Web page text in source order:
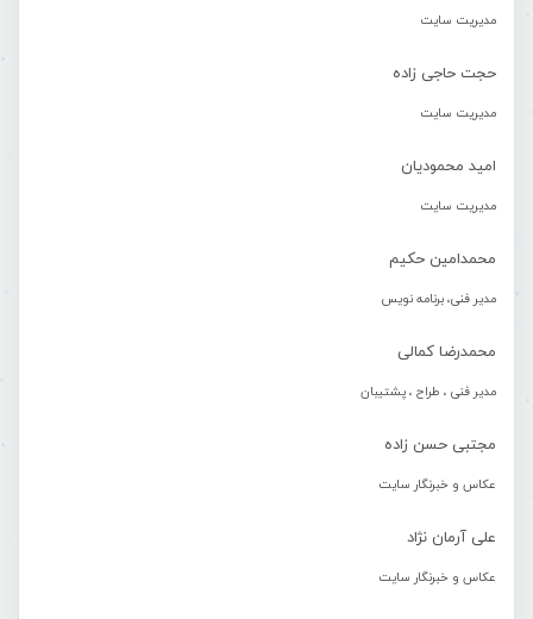
مدیریت سایت
حجت حاجی زاده
مدیریت سایت
امید محمودیان
مدیریت سایت
محمدامین حکیم
مدیر فنی، برنامه نویس
محمدرضا کمالی
مدیر فنی ، طراح ، پشتیبان
مجتبی حسن زاده
عکاس و خبرنگار سایت
علی آرمان نژاد
عکاس و خبرنگار سایت